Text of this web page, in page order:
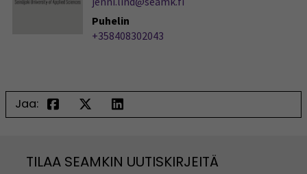
Puhelin
+358408302043
Jaa:
TILAA SEAMKIN UUTISKIRJEITÄ